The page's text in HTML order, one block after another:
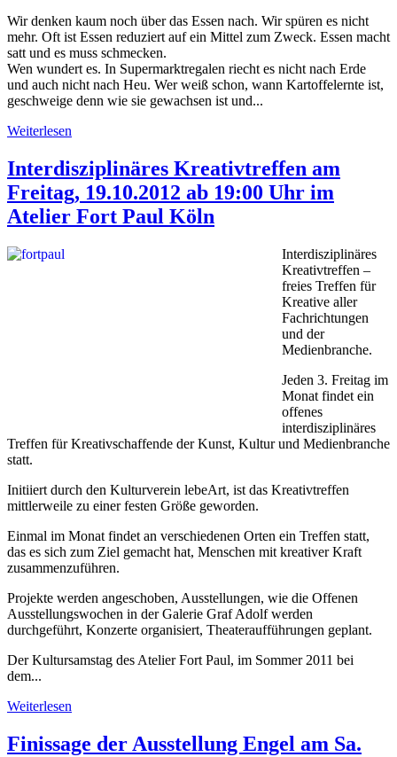
Wir denken kaum noch über das Essen nach. Wir spüren es nicht
mehr. Oft ist Essen reduziert auf ein Mittel zum Zweck. Essen macht
satt und es muss schmecken.
Wen wundert es. In Supermarktregalen riecht es nicht nach Erde
und auch nicht nach Heu. Wer weiß schon, wann Kartoffelernte ist,
geschweige denn wie sie gewachsen ist und...
Weiterlesen
Interdisziplinäres Kreativtreffen am
Freitag, 19.10.2012 ab 19:00 Uhr im
Atelier Fort Paul Köln
Interdisziplinäres
Kreativtreffen –
freies Treffen für
Kreative aller
Fachrichtungen
und der
Medienbranche.
Jeden 3. Freitag im
Monat findet ein
offenes
interdisziplinäres
Treffen für Kreativschaffende der Kunst, Kultur und Medienbranche
statt.
Initiiert durch den Kulturverein lebeArt, ist das Kreativtreffen
mittlerweile zu einer festen Größe geworden.
Einmal im Monat findet an verschiedenen Orten ein Treffen statt,
das es sich zum Ziel gemacht hat, Menschen mit kreativer Kraft
zusammenzuführen.
Projekte werden angeschoben, Ausstellungen, wie die Offenen
Ausstellungswochen in der Galerie Graf Adolf werden
durchgeführt, Konzerte organisiert, Theateraufführungen geplant.
Der Kultursamstag des Atelier Fort Paul, im Sommer 2011 bei
dem...
Weiterlesen
Finissage der Ausstellung Engel am Sa.